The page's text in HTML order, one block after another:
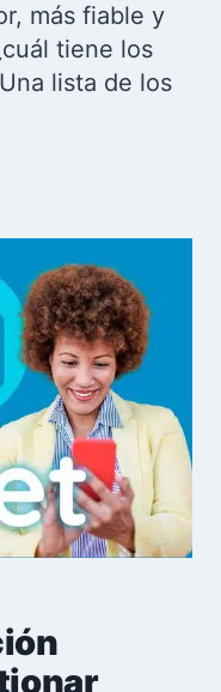
más fiable y
tiene los
lista de los